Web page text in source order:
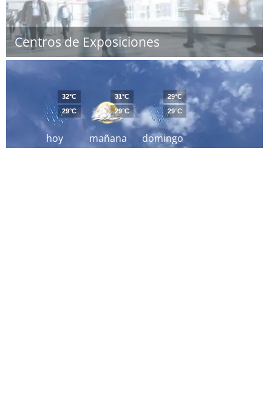
Centros de Exposiciones
hoy
32°C
29°C
mañana
31°C
29°C
domingo
29°C
29°C